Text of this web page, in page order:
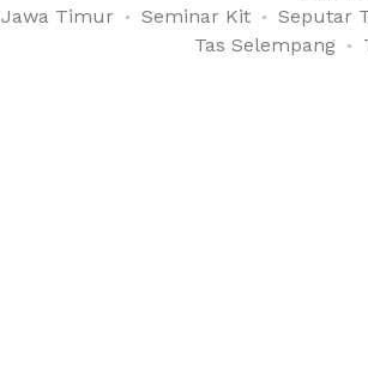
Jawa Timur
Seminar Kit Seputar
Tas Selempang